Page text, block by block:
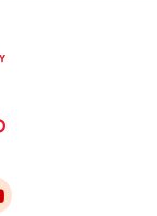
Link to youtube